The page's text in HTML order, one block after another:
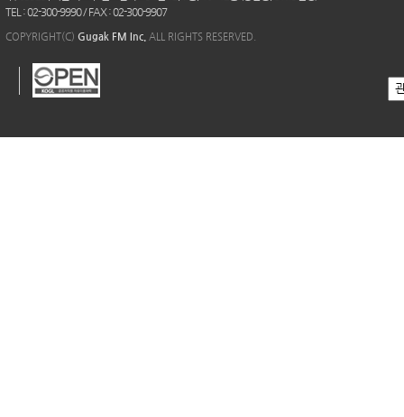
TEL : 02-300-9990 / FAX : 02-300-9907
COPYRIGHT(C) Gugak FM Inc. ALL RIGHTS RESERVED.